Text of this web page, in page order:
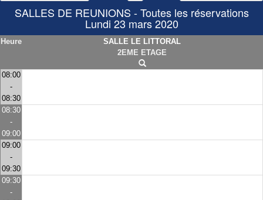
SALLES DE REUNIONS - Toutes les réservations
Lundi 23 mars 2020
Heure
SALLE LE LITTORAL
2EME ETAGE
08:00
-
08:30
08:30
-
09:00
09:00
-
09:30
09:30
-